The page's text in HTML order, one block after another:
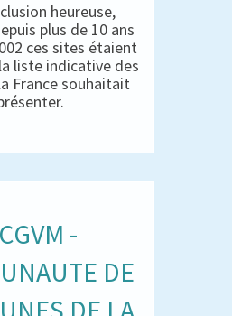
heureuse,
plus de 10 ans
ces sites étaient
liste indicative des
France souhaitait
-
DE